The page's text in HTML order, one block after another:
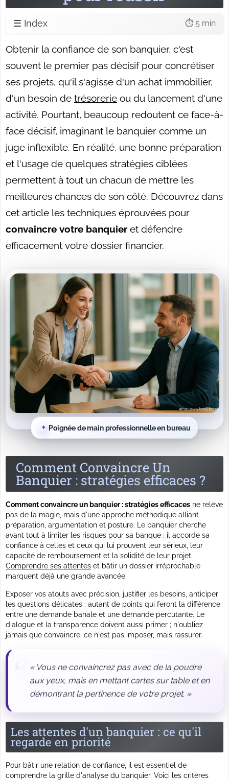
☰ Index ⏱️ 5 min
Obtenir la confiance de son banquier, c'est
souvent le premier pas décisif pour concrétiser
ses projets, qu'il s'agisse d'un achat immobilier,
d'un besoin de trésorerie ou du lancement d'une
activité. Pourtant, beaucoup redoutent ce face-à-
face décisif, imaginant le banquier comme un
juge inflexible. En réalité, une bonne préparation
et l'usage de quelques stratégies ciblées
permettent à tout un chacun de mettre les
meilleures chances de son côté. Découvrez dans
cet article les techniques éprouvées pour
convaincre votre banquieret défendre
efficacement votre dossier financier.
Poignée de main professionnelle en bureau
Comment Convaincre Un
Banquier : stratégies efficaces ?
Comment convaincre un banquier : stratégies efficaces ne relève
pas de la magie, mais d'une approche méthodique alliant
préparation, argumentation et posture. Le banquier cherche
avant tout à limiter les risques pour sa banque : il accorde sa
confiance à celles et ceux qui lui prouvent leur sérieux, leur
capacité de remboursement et la solidité de leur projet.
Comprendre ses attentes et bâtir un dossier irréprochable
marquent déjà une grande avancée.
Exposer vos atouts avec précision , justifier les besoins, anticiper
les questions délicates : autant de points qui feront la différence
entre une demande banale et une demande percutante. Le
dialogue et la transparence doivent aussi primer ; n'oubliez
jamais que convaincre, ce n'est pas imposer, mais rassurer.
« Vous ne convaincrez pas avec de la poudre
aux yeux, mais en mettant cartes sur table et en
démontrant la pertinence de votre projet. »
Les attentes d'un banquier : ce qu'il
regarde en priorité
Pour bâtir une relation de confiance, il est essentiel de
comprendre la grille d'analyse du banquier. Voici les critères